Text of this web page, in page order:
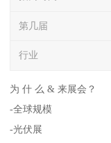
第几届
行业
为 什 么 & 来展会？
-全球规模
-光伏展